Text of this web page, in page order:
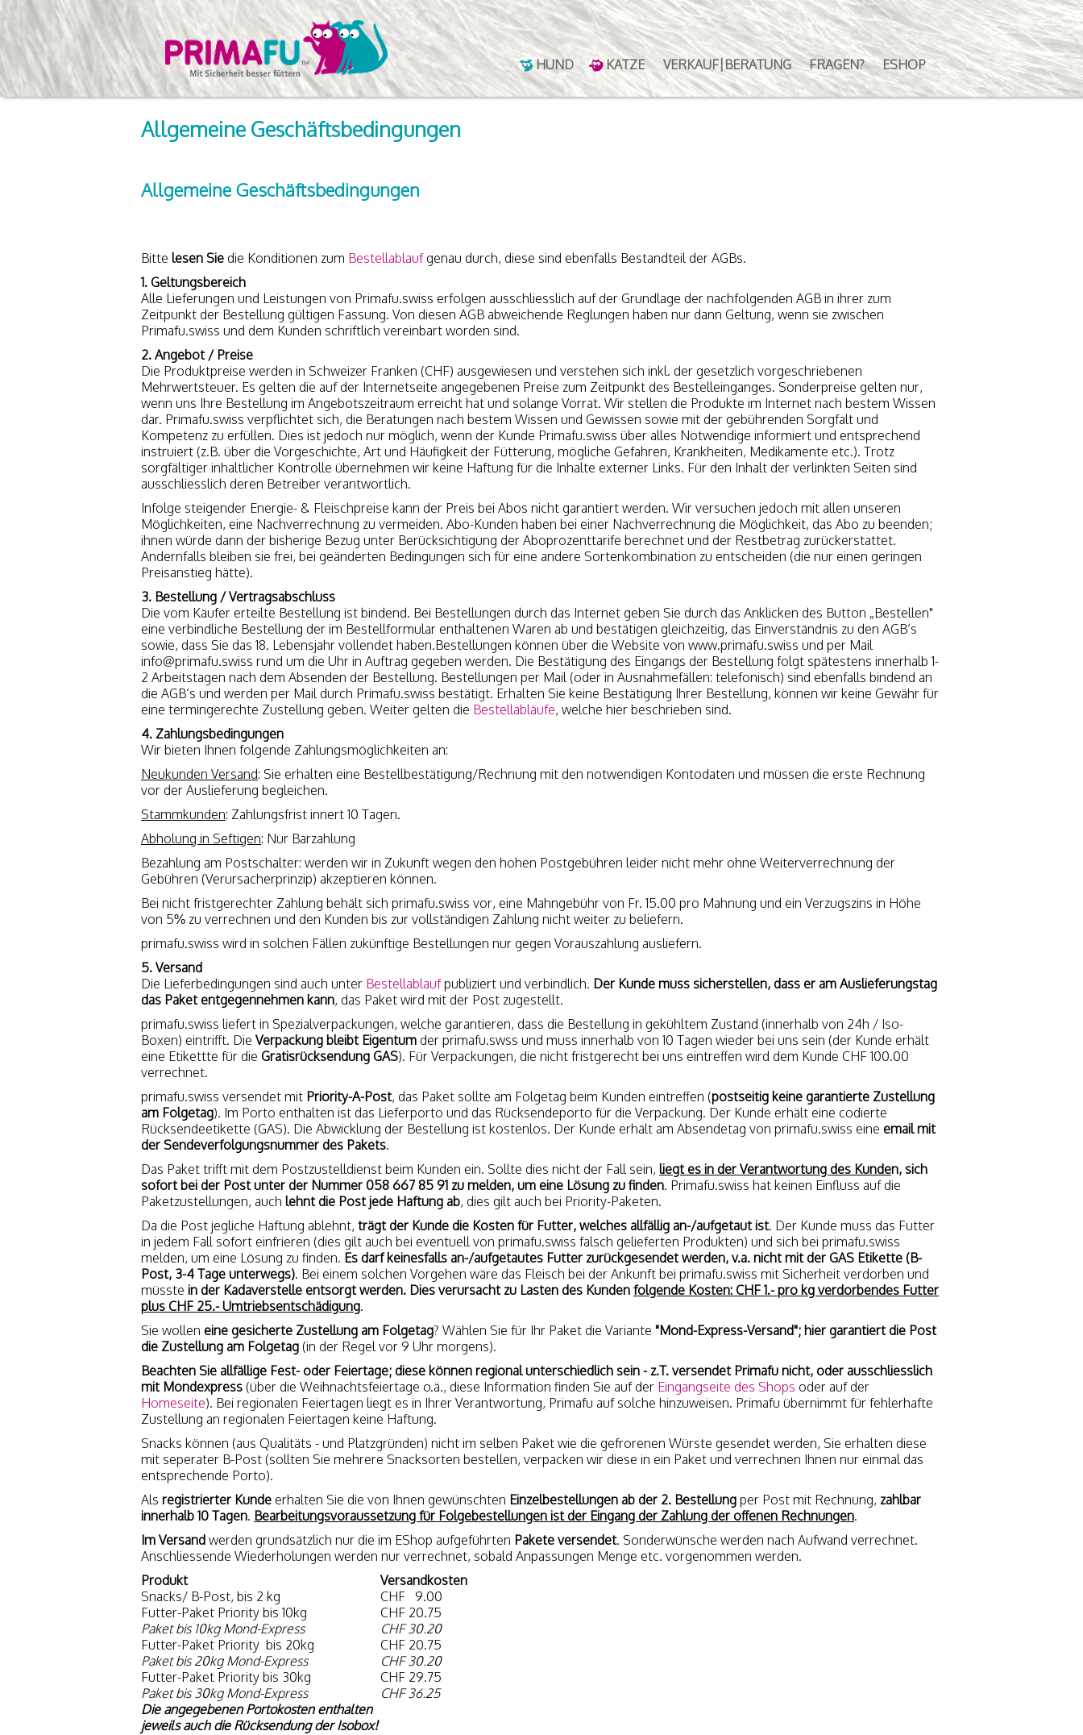
HUND KATZE VERKAUF|BERATUNG FRAGEN? ESHOP
Allgemeine Geschäftsbedingungen
Allgemeine Geschäftsbedingungen
Bitte lesen Sie die Konditionen zum Bestellablaufgenau durch, diese sind ebenfalls Bestandteil der AGBs.
1. Geltungsbereich
Alle Lieferungen und Leistungen von Primafu.swiss erfolgen ausschliesslich auf der Grundlage der nachfolgenden AGB in ihrer zum
Zeitpunkt der Bestellung gültigen Fassung. Von diesen AGB abweichende Reglungen haben nur dann Geltung, wenn sie zwischen
Primafu.swiss und dem Kunden schriftlich vereinbart worden sind.
2. Angebot / Preise
Die Produktpreise werden in Schweizer Franken (CHF) ausgewiesen und verstehen sich inkl. der gesetzlich vorgeschriebenen
Mehrwertsteuer. Es gelten die auf der Internetseite angegebenen Preise zum Zeitpunkt des Bestelleinganges. Sonderpreise gelten nur,
wenn uns Ihre Bestellung im Angebotszeitraum erreicht hat und solange Vorrat. Wir stellen die Produkte im Internet nach bestem Wissen
dar. Primafu.swiss verpflichtet sich, die Beratungen nach bestem Wissen und Gewissen sowie mit der gebührenden Sorgfalt und
Kompetenz zu erfüllen. Dies ist jedoch nur möglich, wenn der Kunde Primafu.swiss über alles Notwendige informiert und entsprechend
instruiert (z.B. über die Vorgeschichte, Art und Häufigkeit der Fütterung, mögliche Gefahren, Krankheiten, Medikamente etc.). Trotz
sorgfältiger inhaltlicher Kontrolle übernehmen wir keine Haftung für die Inhalte externer Links. Für den Inhalt der verlinkten Seiten sind
ausschliesslich deren Betreiber verantwortlich.
Infolge steigender Energie- & Fleischpreise kann der Preis bei Abos nicht garantiert werden. Wir versuchen jedoch mit allen unseren
Möglichkeiten, eine Nachverrechnung zu vermeiden. Abo-Kunden haben bei einer Nachverrechnung die Möglichkeit, das Abo zu beenden;
ihnen würde dann der bisherige Bezug unter Berücksichtigung der Aboprozenttarife berechnet und der Restbetrag zurückerstattet.
Andernfalls bleiben sie frei, bei geänderten Bedingungen sich für eine andere Sortenkombination zu entscheiden (die nur einen geringen
Preisanstieg hätte).
3. Bestellung / Vertragsabschluss
Die vom Käufer erteilte Bestellung ist bindend. Bei Bestellungen durch das Internet geben Sie durch das Anklicken des Button „Bestellen"
eine verbindliche Bestellung der im Bestellformular enthaltenen Waren ab und bestätigen gleichzeitig, das Einverständnis zu den AGB‘s
sowie, dass Sie das 18. Lebensjahr vollendet haben.Bestellungen können über die Website von www.primafu.swiss und per Mail
info@primafu.swiss rund um die Uhr in Auftrag gegeben werden. Die Bestätigung des Eingangs der Bestellung folgt spätestens innerhalb 1-
2 Arbeitstagen nach dem Absenden der Bestellung. Bestellungen per Mail (oder in Ausnahmefällen: telefonisch) sind ebenfalls bindend an
die AGB‘s und werden per Mail durch Primafu.swiss bestätigt. Erhalten Sie keine Bestätigung Ihrer Bestellung, können wir keine Gewähr für
eine termingerechte Zustellung geben. Weiter gelten die Bestellabläufe, welche hier beschrieben sind.
4. Zahlungsbedingungen
Wir bieten Ihnen folgende Zahlungsmöglichkeiten an:
Neukunden Versand: Sie erhalten eine Bestellbestätigung/Rechnung mit den notwendigen Kontodaten und müssen die erste Rechnung
vor der Auslieferung begleichen.
Stammkunden: Zahlungsfrist innert 10 Tagen.
Abholung in Seftigen: Nur Barzahlung
Bezahlung am Postschalter: werden wir in Zukunft wegen den hohen Postgebühren leider nicht mehr ohne Weiterverrechnung der
Gebühren (Verursacherprinzip) akzeptieren können.
Bei nicht fristgerechter Zahlung behält sich primafu.swiss vor, eine Mahngebühr von Fr. 15.00 pro Mahnung und ein Verzugszins in Höhe
von 5% zu verrechnen und den Kunden bis zur vollständigen Zahlung nicht weiter zu beliefern.
primafu.swiss wird in solchen Fällen zukünftige Bestellungen nur gegen Vorauszahlung ausliefern.
5. Versand
Die Lieferbedingungen sind auch unter Bestellablaufpubliziert und verbindlich. Der Kunde muss sicherstellen, dass er am Auslieferungstag
das Paket entgegennehmen kann, das Paket wird mit der Post zugestellt.
primafu.swiss liefert in Spezialverpackungen, welche garantieren, dass die Bestellung in gekühltem Zustand (innerhalb von 24h / Iso-
Boxen) eintrifft. Die Verpackung bleibt Eigentum der primafu.swss und muss innerhalb von 10 Tagen wieder bei uns sein (der Kunde erhält
eine Etikettte für die Gratisrücksendung GAS). Für Verpackungen, die nicht fristgerecht bei uns eintreffen wird dem Kunde CHF 100.00
verrechnet.
primafu.swiss versendet mit Priority-A-Post, das Paket sollte am Folgetag beim Kunden eintreffen (postseitig keine garantierte Zustellung
am Folgetag). Im Porto enthalten ist das Lieferporto und das Rücksendeporto für die Verpackung. Der Kunde erhält eine codierte
Rücksendeetikette (GAS). Die Abwicklung der Bestellung ist kostenlos. Der Kunde erhält am Absendetag von primafu.swiss eine email mit
der Sendeverfolgungsnummer des Pakets.
Das Paket trifft mit dem Postzustelldienst beim Kunden ein. Sollte dies nicht der Fall sein, liegt es in der Verantwortung des Kunden, sich
sofort bei der Post unter der Nummer 058 667 85 91 zu melden, um eine Lösung zu finden. Primafu.swiss hat keinen Einfluss auf die
Paketzustellungen, auch lehnt die Post jede Haftung ab, dies gilt auch bei Priority-Paketen.
Da die Post jegliche Haftung ablehnt, trägt der Kunde die Kosten für Futter, welches allfällig an-/aufgetaut ist. Der Kunde muss das Futter
in jedem Fall sofort einfrieren (dies gilt auch bei eventuell von primafu.swiss falsch gelieferten Produkten) und sich bei primafu.swiss
melden, um eine Lösung zu finden. Es darf keinesfalls an-/aufgetautes Futter zurückgesendet werden, v.a. nicht mit der GAS Etikette (B-
Post, 3-4 Tage unterwegs). Bei einem solchen Vorgehen wäre das Fleisch bei der Ankunft bei primafu.swiss mit Sicherheit verdorben und
müsste in der Kadaverstelle entsorgt werden. Dies verursacht zu Lasten des Kunden folgende Kosten: CHF 1.- pro kg verdorbendes Futter
plus CHF 25.- Umtriebsentschädigung.
Sie wollen eine gesicherte Zustellung am Folgetag? Wählen Sie für Ihr Paket die Variante "Mond-Express-Versand"; hier garantiert die Post
die Zustellung am Folgetag (in der Regel vor 9 Uhr morgens).
Beachten Sie allfällige Fest- oder Feiertage; diese können regional unterschiedlich sein - z.T. versendet Primafu nicht, oder ausschliesslich
mit Mondexpress (über die Weihnachtsfeiertage o.ä., diese Information finden Sie auf der Eingangseite des Shops oder auf der
Homeseite). Bei regionalen Feiertagen liegt es in Ihrer Verantwortung, Primafu auf solche hinzuweisen. Primafu übernimmt für fehlerhafte
Zustellung an regionalen Feiertagen keine Haftung.
Snacks können (aus Qualitäts - und Platzgründen) nicht im selben Paket wie die gefrorenen Würste gesendet werden, Sie erhalten diese
mit seperater B-Post (sollten Sie mehrere Snacksorten bestellen, verpacken wir diese in ein Paket und verrechnen Ihnen nur einmal das
entsprechende Porto).
Als registrierter Kunde erhalten Sie die von Ihnen gewünschten Einzelbestellungen ab der 2. Bestellung per Post mit Rechnung, zahlbar
innerhalb 10 Tagen. Bearbeitungsvoraussetzung für Folgebestellungen ist der Eingang der Zahlung der offenen Rechnungen.
Im Versand werden grundsätzlich nur die im EShop aufgeführten Pakete versendet. Sonderwünsche werden nach Aufwand verrechnet.
Anschliessende Wiederholungen werden nur verrechnet, sobald Anpassungen Menge etc. vorgenommen werden.
Produkt
Versandkosten
Snacks/ B-Post, bis 2 kg
CHF 9.00
Futter-Paket Priority bis 10kg
Paket bis 10kg Mond-Express
CHF 20.75
CHF 30.20
Futter-Paket Priority bis 20kg
Paket bis 20kg Mond-Express
CHF 20.75
CHF 30.20
Futter-Paket Priority bis 30kg
Paket bis 30kg Mond-Express
Die angegebenen Portokosten enthalten
jeweils auch die Rücksendung der Isobox!
CHF 29.75
CHF36.25